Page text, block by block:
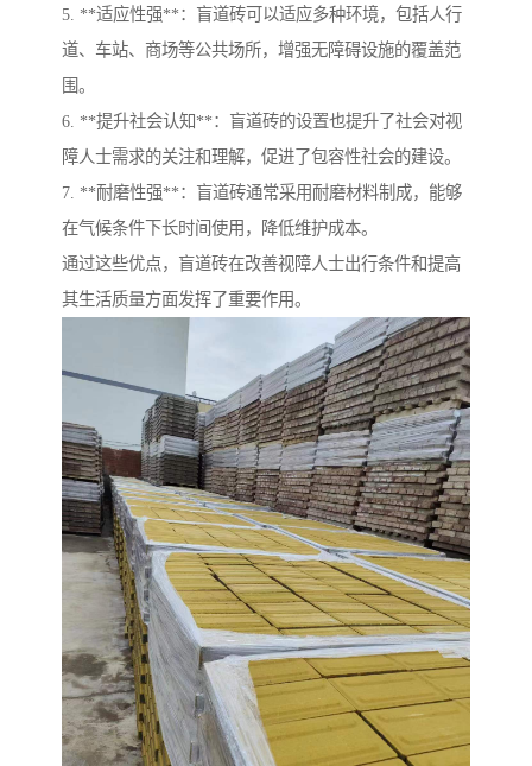
5. **适应性强**：盲道砖可以适应多种环境，包括人行
道、车站、商场等公共场所，增强无障碍设施的覆盖范
围。
6. **提升社会认知**：盲道砖的设置也提升了社会对视
障人士需求的关注和理解，促进了包容性社会的建设。
7. **耐磨性强**：盲道砖通常采用耐磨材料制成，能够
在气候条件下长时间使用，降低维护成本。
通过这些优点，盲道砖在改善视障人士出行条件和提高
其生活质量方面发挥了重要作用。